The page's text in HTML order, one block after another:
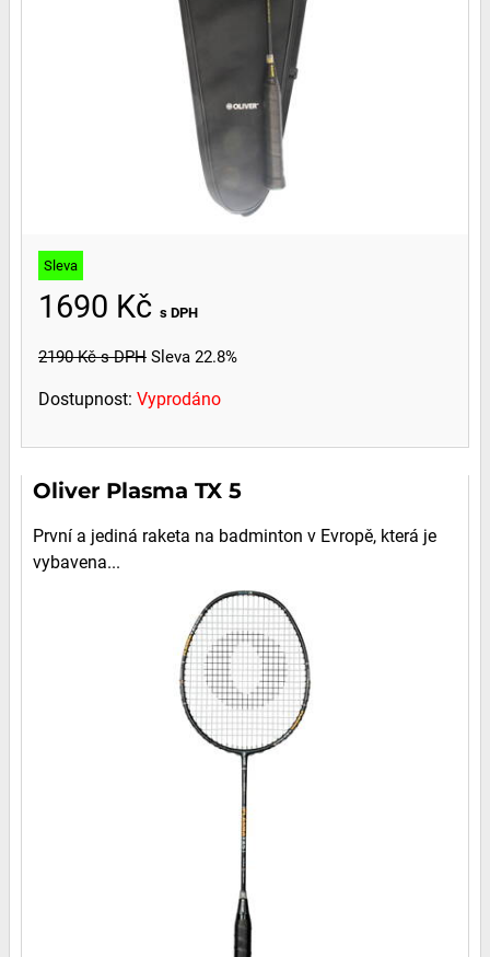
Sleva
1690 Kč s DPH
2190 Kčs DPH Sleva 22.8%
Dostupnost: Vyprodáno
Oliver Plasma TX 5
První a jediná raketa na badminton v Evropě, která je
vybavena...